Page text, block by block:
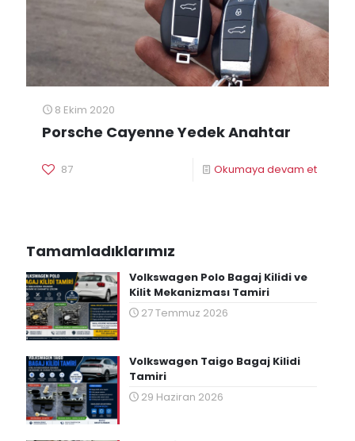
8 Ekim 2020
Porsche Cayenne Yedek Anahtar
87 Okumaya devam et
Tamamladıklarımız
Volkswagen Polo Bagaj Kilidi ve
Kilit Mekanizması Tamiri
27 Temmuz 2026
Volkswagen Taigo Bagaj Kilidi
Tamiri
29 Haziran 2026